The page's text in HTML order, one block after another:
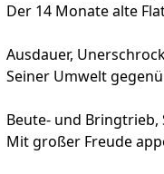
Der 14 Monate alte
Ausdauer,
Seiner Umwelt
Beute- und
Mit großer Freude